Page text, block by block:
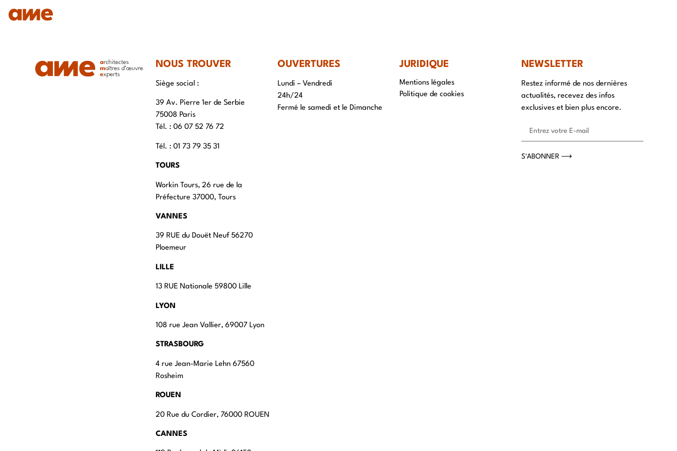
NOUS TROUVER
Siège social :
39 Av. Pierre 1er de Serbie
75008 Paris
Tél. : ‭06 07 52 76 72
Tél. : 01 73 79 35 31
TOURS
Workin Tours, 26 rue de la
Préfecture 37000, Tours
VANNES
39 RUE du Douët Neuf 56270
Ploemeur
LILLE
13 RUE Nationale 59800 Lille
LYON
108 rue Jean Vallier, 69007 Lyon
STRASBOURG
4 rue Jean-Marie Lehn 67560
Rosheim
ROUEN
20 Rue du Cordier, 76000 ROUEN
CANNES
OUVERTURES
Lundi – Vendredi
24h/24
Fermé le samedi et le Dimanche
JURIDIQUE
Mentions légales
Politique de cookies
NEWSLETTER
Restez informé de nos dernières
actualités, recevez des infos
exclusives et bien plus encore.
S'ABONNER ⟶